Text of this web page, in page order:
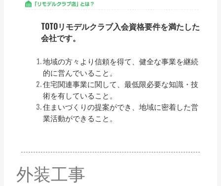
TOTOリモデルクラブ入会資格要件を満たした
会社です。
地域の方々より信頼を得て、健全な事業を継続
的に営んでいること。
住宅関連事業に関して、最低限必要な知識・技
術を有していること。
住まいづくりの提案ができ、地域に密着した営
業活動ができること。
外装工事